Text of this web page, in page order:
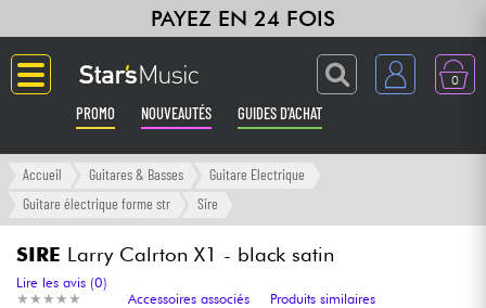
PAYEZ EN 24 FOIS
0
PROMO NOUVEAUTÉS GUIDES D'ACHAT
Langue
Amplis & Effets
Accueil Guitares & Basses
Guitare Electrique
Guitare électrique forme str
Sire
SIRE Larry Calrton X1 - black satin
★ ★ ★ ★ ★
★ ★ ★ ★ ★
Lire les avis (0)
Accessoires associés
Produits similaires